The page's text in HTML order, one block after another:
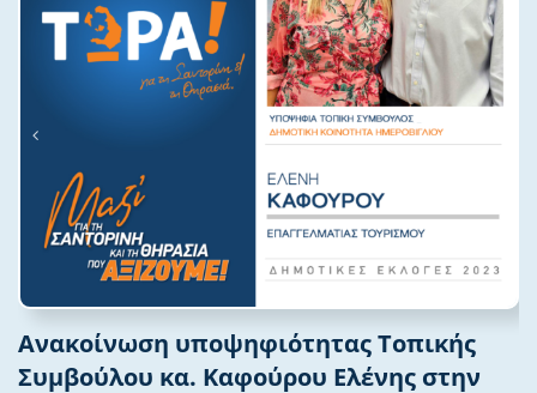
Ανακοίνωση υποψηφιότητας Τοπικής
Συμβούλου κα. Καφούρου Ελένης στην